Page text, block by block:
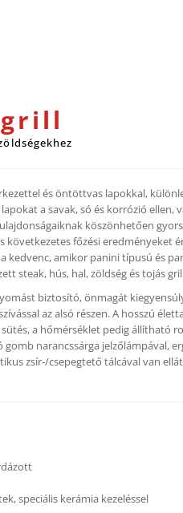
és öntöttvas lapokkal,
a savak, só és korrózió ellen,
köszönhetően
főzési eredményeket
kedvenc, amikor panini típusú és
steak, hús, hal, zöldség és tojás
biztosító, önmagát
az alsó részen. A hosszú
a hőmérséklet pedig állítható
narancssárga jelzőlámpával,
zsír-/csepegtető tálcával van
speciális kerámia kezeléssel